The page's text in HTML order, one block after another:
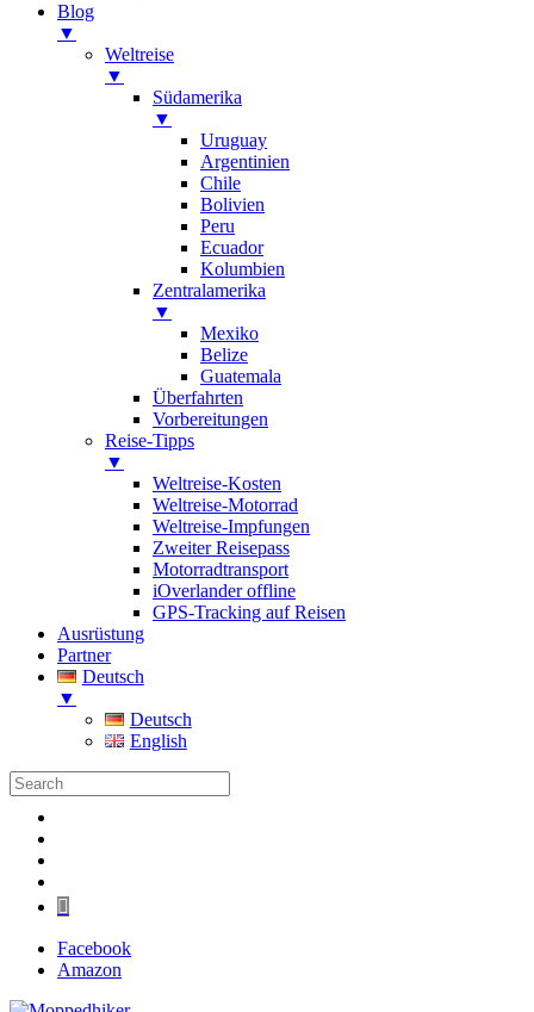
Blog
▼
Weltreise
▼
Südamerika
▼
Uruguay
Argentinien
Chile
Bolivien
Peru
Ecuador
Kolumbien
Zentralamerika
▼
Mexiko
Belize
Guatemala
Überfahrten
Vorbereitungen
Reise-Tipps
▼
Weltreise-Kosten
Weltreise-Motorrad
Weltreise-Impfungen
Zweiter Reisepass
Motorradtransport
iOverlander offline
GPS-Tracking auf Reisen
Ausrüstung
Partner
Deutsch
▼
Deutsch
English
Facebook
Amazon